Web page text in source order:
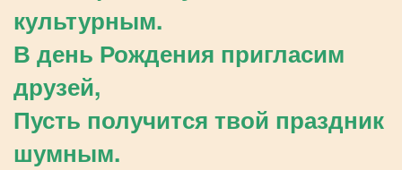
культурным.
В день Рождения пригласим
друзей,
Пусть получится твой праздник
шумным.